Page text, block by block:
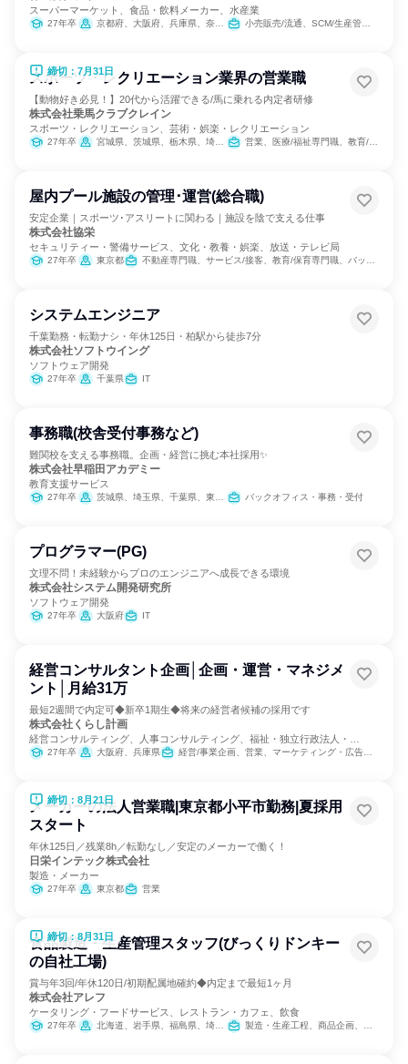
スーパーマーケット、食品・飲料メーカー、水産業
27年卒 京都府、大阪府、兵庫県、奈良県 小売販売/流通、SCM/生産管理/購買/物流
締切：7月31日
スポーツ・レクリエーション業界の営業職
【動物好き必見！】20代から活躍できる/馬に乗れる内定者研修
株式会社乗馬クラブクレイン
スポーツ・レクリエーション、芸術・娯楽・レクリエーション
27年卒 宮城県、茨城県、栃木県、埼玉県、千葉県、東京都、神奈川県、石川県、岐阜県、三重県、大阪府、兵庫県、奈良県、岡山県、広島県、山口県、福岡県、大分県 営業、医療/福祉専門職、教育/保育専門職、小売販売/流通
屋内プール施設の管理･運営(総合職)
安定企業｜スポーツ･アスリートに関わる｜施設を陰で支える仕事
株式会社協栄
セキュリティー・警備サービス、文化・教養・娯楽、放送・テレビ局
27年卒 東京都 不動産専門職、サービス/接客、教育/保育専門職、バックオフィス・事務・受付、組織運営管理・公務員・事務系職種、建築/土木/プラント専門職、クリエイティブ/デザイン職、出版/メディア/芸能/エンタメ専門職
システムエンジニア
千葉勤務・転勤ナシ・年休125日・柏駅から徒歩7分
株式会社ソフトウイング
ソフトウェア開発
27年卒 千葉県 IT
事務職(校舎受付事務など)
難関校を支える事務職。企画・経営に挑む本社採用✨
株式会社早稲田アカデミー
教育支援サービス
27年卒 茨城県、埼玉県、千葉県、東京都、神奈川県 バックオフィス・事務・受付
プログラマー(PG)
文理不問！未経験からプロのエンジニアへ成長できる環境
株式会社システム開発研究所
ソフトウェア開発
27年卒 大阪府 IT
経営コンサルタント企画│企画・運営・マネジメ
ント│月給31万
最短2週間で内定可◆新卒1期生◆将来の経営者候補の採用です
株式会社くらし計画
経営コンサルティング、人事コンサルティング、福祉・独立行政法人・
NGO・NPO
27年卒 大阪府、兵庫県 経営/事業企画、営業、マーケティング・広告・宣伝
締切：8月21日
メーカーの法人営業職|東京都小平市勤務|夏採用
スタート
年休125日／残業8h／転勤なし／安定のメーカーで働く！
日栄インテック株式会社
製造・メーカー
27年卒 東京都 営業
締切：8月31日
食品製造・生産管理スタッフ(びっくりドンキー
の自社工場)
賞与年3回/年休120日/初期配属地確約◆内定まで最短1ヶ月
株式会社アレフ
ケータリング・フードサービス、レストラン・カフェ、飲食
27年卒 北海道、岩手県、福島県、埼玉県、岐阜県、大阪府、福岡県 製造・生産工程、商品企画、SCM/生産管理/購買/物流